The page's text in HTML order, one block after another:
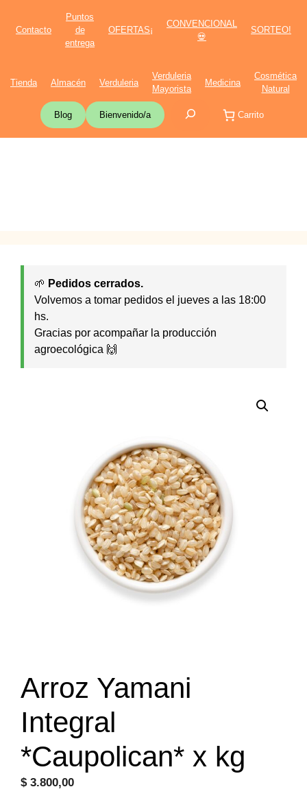
Contacto
Puntos
de
entrega
OFERTAS¡
CONVENCIONAL
💀
SORTEO!
Tienda Almacén Verduleria
Verduleria
Mayorista
Medicina
Cosmética
Natural
Blog Bienvenido/a
Carrito
🌱 Pedidos cerrados.
Volvemos a tomar pedidos el jueves a las 18:00
hs.
Gracias por acompañar la producción
agroecológica 🙌
Arroz Yamani
Integral
*Caupolican* x kg
$3.800,00